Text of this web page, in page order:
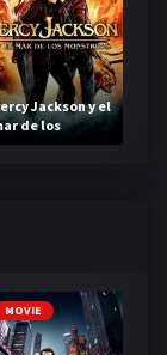
Jackson y el
de los
MOVIE